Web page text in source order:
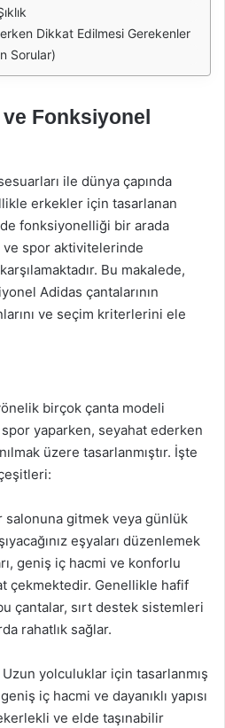
Dikkat Edilmesi Gerekenler
Sorular)
ve Fonksiyonel
ile dünya çapında
erkekler için tasarlanan
de fonksiyonelliği bir arada
ve spor aktivitelerinde
Bu makalede,
Adidas çantalarının
ve seçim kriterlerini ele
birçok çanta modeli
spor yaparken, seyahat ederken
üzere tasarlanmıştır. İşte
salonuna gitmek veya günlük
eşyaları düzenlemek
geniş iç hacmi ve konforlu
çekmektedir. Genellikle hafif
çantalar, sırt destek sistemleri
rahatlık sağlar.
yolculuklar için tasarlanmış
iç hacmi ve dayanıklı yapısı
ve elde taşınabilir